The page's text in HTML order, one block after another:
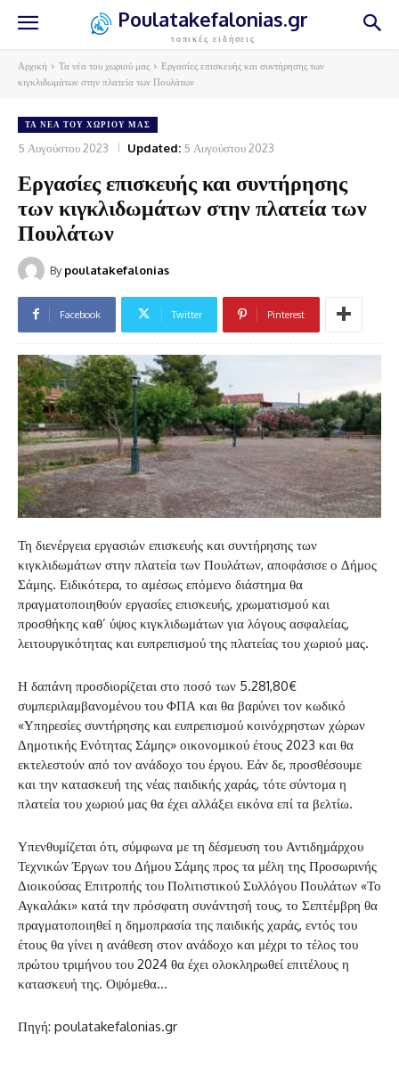
Poulatakefalonias.gr
τοπικές ειδήσεις
Αρχική Τα νέα του χωριού μας
Εργασίες επισκευής και συντήρησης των
κιγκλιδωμάτων στην πλατεία των Πουλάτων
ΤΑ ΝΈΑ ΤΟΥ ΧΩΡΙΟΎ ΜΑΣ
5 Αυγούστου 2023 Updated: 5 Αυγούστου 2023
Εργασίες επισκευής και συντήρησης
των κιγκλιδωμάτων στην πλατεία των
Πουλάτων
By poulatakefalonias
Facebook Twitter Pinterest
Τη διενέργεια εργασιών επισκευής και συντήρησης των
κιγκλιδωμάτων στην πλατεία των Πουλάτων, αποφάσισε ο Δήμος
Σάμης. Ειδικότερα, το αμέσως επόμενο διάστημα θα
πραγματοποιηθούν εργασίες επισκευής, χρωματισμού και
προσθήκης καθ’ ύψος κιγκλιδωμάτων για λόγους ασφαλείας,
λειτουργικότητας και ευπρεπισμού της πλατείας του χωριού μας.
Η δαπάνη προσδιορίζεται στο ποσό των 5.281,80€
συμπεριλαμβανομένου του ΦΠΑ και θα βαρύνει τον κωδικό
«Υπηρεσίες συντήρησης και ευπρεπισμού κοινόχρηστων χώρων
Δημοτικής Ενότητας Σάμης» οικονομικού έτους 2023 και θα
εκτελεστούν από τον ανάδοχο του έργου. Εάν δε, προσθέσουμε
και την κατασκευή της νέας παιδικής χαράς, τότε σύντομα η
πλατεία του χωριού μας θα έχει αλλάξει εικόνα επί τα βελτίω.
Υπενθυμίζεται ότι, σύμφωνα με τη δέσμευση του Αντιδημάρχου
Τεχνικών Έργων του Δήμου Σάμης προς τα μέλη της Προσωρινής
Διοικούσας Επιτροπής του Πολιτιστικού Συλλόγου Πουλάτων «Το
Αγκαλάκι» κατά την πρόσφατη συνάντησή τους, το Σεπτέμβρη θα
πραγματοποιηθεί η δημοπρασία της παιδικής χαράς, εντός του
έτους θα γίνει η ανάθεση στον ανάδοχο και μέχρι το τέλος του
πρώτου τριμήνου του 2024 θα έχει ολοκληρωθεί επιτέλους η
κατασκευή της. Οψόμεθα…
Πηγή: poulatakefalonias.gr